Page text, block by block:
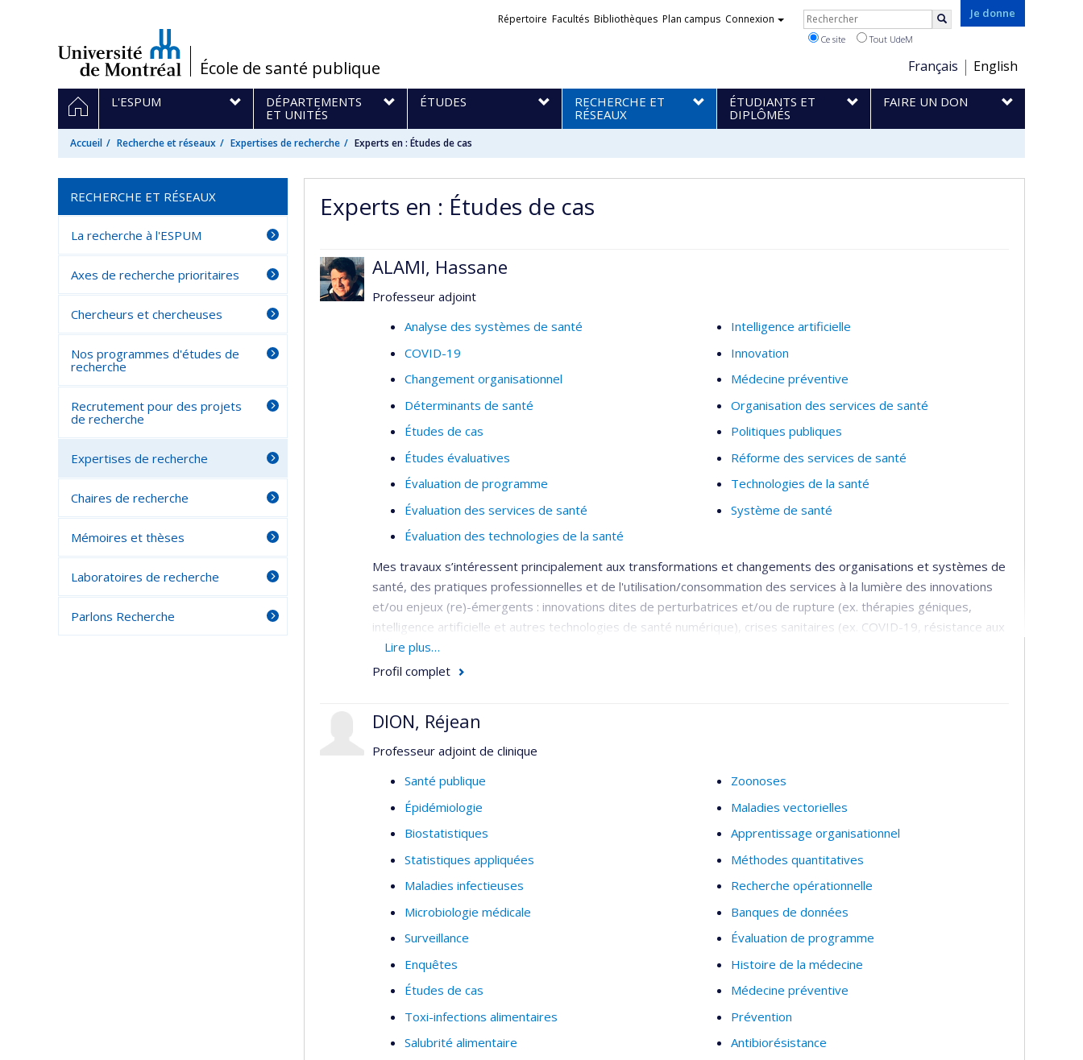
/École de santé publique
Je donne
Choix
de
la
langue
Français English
Liens
Répertoire Facultés Bibliothèques Plan campus Connexion Rechercher
Ce site Tout UdeM
Navigation
principale
ACCUEIL
L'ESPUM
DÉPARTEMENTS
ET UNITÉS
ÉTUDES
RECHERCHE ET
RÉSEAUX
ÉTUDIANTS ET
DIPLÔMÉS
FAIRE UN DON
Accueil Recherche et réseaux Expertises de recherche Experts en : Études de cas
Experts en : Études de cas
ALAMI, Hassane
Professeur adjoint
Analyse des systèmes de santé
COVID-19
Changement organisationnel
Déterminants de santé
Études de cas
Études évaluatives
Évaluation de programme
Évaluation des services de santé
Évaluation des technologies de la santé
Intelligence artificielle
Innovation
Médecine préventive
Organisation des services de santé
Politiques publiques
Réforme des services de santé
Technologies de la santé
Système de santé
Mes travaux s’intéressent principalement aux transformations et changements des organisations et systèmes de
santé, des pratiques professionnelles et de l'utilisation/consommation des services à la lumière des innovations
et/ou enjeux (re)-émergents : innovations dites de perturbatrices et/ou de rupture (ex. thérapies géniques,
intelligence artificielle et autres technologies de santé numérique), crises sanitaires (ex. COVID-19, résistance aux
antimicrobiens, transition écologique).
J’œuvre dans l’évaluation stratégique des projets innovants et complexes (ex. gouvernance, institutionnalisation,
succès, pérennité et mise à l’échelle.
Pour la liste complète de mes publications, voir mon Google Scholar :
user=cbCBtRYAAAAJ&hl=fr&oi=ao)
Lire plus…
Profil complet
DION, Réjean
Professeur adjoint de clinique
Santé publique
Épidémiologie
Biostatistiques
Statistiques appliquées
Maladies infectieuses
Microbiologie médicale
Surveillance
Enquêtes
Études de cas
Toxi-infections alimentaires
Salubrité alimentaire
Zoonoses
Maladies vectorielles
Apprentissage organisationnel
Méthodes quantitatives
Recherche opérationnelle
Banques de données
Évaluation de programme
Histoire de la médecine
Médecine préventive
Prévention
Antibiorésistance
RECHERCHE ET RÉSEAUX
La recherche à l'ESPUM
Axes de recherche prioritaires
Chercheurs et chercheuses
Nos programmes d'études de
recherche
Recrutement pour des projets
de recherche
Expertises de recherche
Chaires de recherche
Mémoires et thèses
Laboratoires de recherche
Parlons Recherche